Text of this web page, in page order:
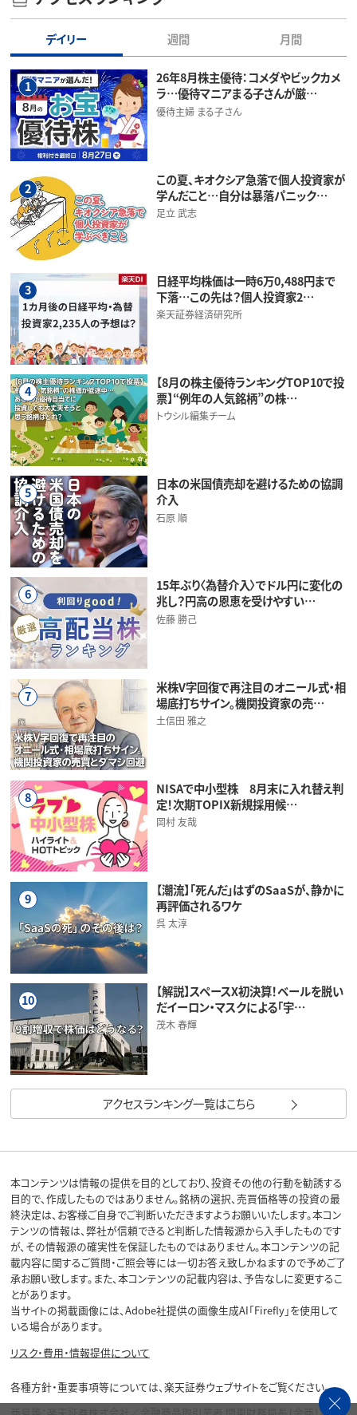
デイリー 週間 月間
1
26年8月株主優待：コメダやビックカメ
ラ…優待マニアまる子さんが厳…
優待主婦 まる子さん
2
この夏、キオクシア急落で個人投資家が
学んだこと…自分は暴落パニック…
足立 武志
3
日経平均株価は一時6万0,488円まで
下落…この先は？個人投資家2…
楽天証券経済研究所
4
【8月の株主優待ランキングTOP10で投
票】“例年の人気銘柄”の株…
トウシル編集チーム
5
日本の米国債売却を避けるための協調
介入
石原 順
6
15年ぶり〈為替介入〉でドル円に変化の
兆し？円高の恩恵を受けやすい…
佐藤 勝己
7
米株V字回復で再注目のオニール式・相
場底打ちサイン。機関投資家の売…
土信田 雅之
8
NISAで中小型株 8月末に入れ替え判
定！次期TOPIX新規採用候…
岡村 友哉
9
【潮流】「死んだ」はずのSaaSが、静かに
再評価されるワケ
呉 太淳
10
【解説】スペースX初決算！ベールを脱い
だイーロン・マスクによる「宇…
茂木 春輝
アクセスランキング一覧はこちら
本コンテンツは情報の提供を目的としており、投資その他の行動を勧誘する
目的で、作成したものではありません。銘柄の選択、売買価格等の投資の最
終決定は、お客様ご自身でご判断いただきますようお願いいたします。本コン
テンツの情報は、弊社が信頼できると判断した情報源から入手したものです
が、その情報源の確実性を保証したものではありません。本コンテンツの記
載内容に関するご質問・ご照会等には一切お答え致しかねますので予めご了
承お願い致します。また、本コンテンツの記載内容は、予告なしに変更するこ
とがあります。
当サイトの掲載画像には、Adobe社提供の画像生成AI「Firefly」を使用して
いる場合があります。
リスク・費用・情報提供について
各種方針・重要事項等については、楽天証券ウェブサイトをご覧ください。